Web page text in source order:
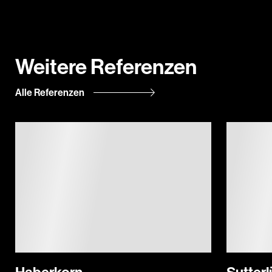
Weitere Referenzen
Alle Referenzen